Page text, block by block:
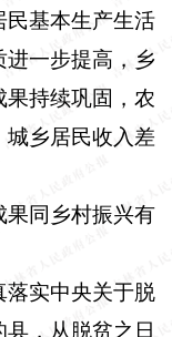
民基本生产生活
进一步提高，乡
持续巩固，农
城乡居民收入差
果同乡村振兴有
落实中央关于脱
，从脱贫之日